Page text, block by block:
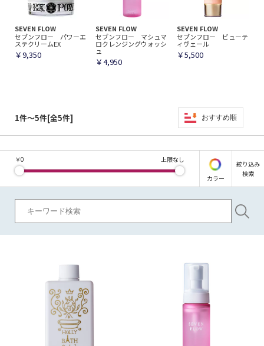
SEVEN FLOW
セブンフロー パワーエ
ステクリームEX
￥9,350
SEVEN FLOW
セブンフロー マシュマ
ロクレンジングウォッシ
ュ
￥4,950
SEVEN FLOW
セブンフロー ビューテ
ィヴェール
￥5,500
1件～5件[全5件] おすすめ順
￥0 上限なし
カラー
絞り込み
検索